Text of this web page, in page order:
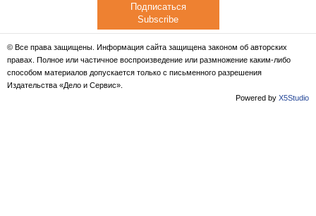
Подписаться
Subscribe
© Все права защищены. Информация сайта защищена законом об авторских
правах. Полное или частичное воспроизведение или размножение каким-либо
способом материалов допускается только с письменного разрешения
Издательства «Дело и Сервис».
Powered by X5Studio